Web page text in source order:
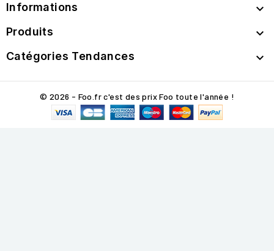
Informations 
Produits 
Catégories Tendances 
© 2026 - Foo.fr c'est des prix Foo toute l'année !